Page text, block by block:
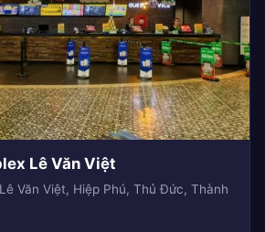
Lê Văn Việt
Văn Việt, Hiệp Phú, Thủ Đức, Thành